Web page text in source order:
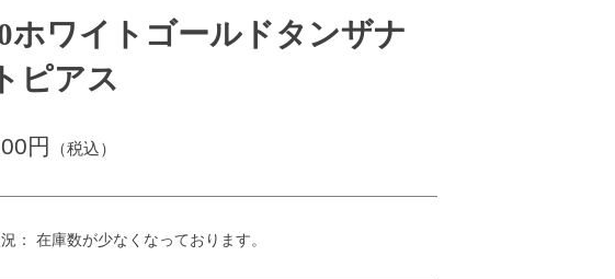
ホワイトゴールドタンザナ
ピアス
円 （税込）
： 在庫数が少なくなっております。